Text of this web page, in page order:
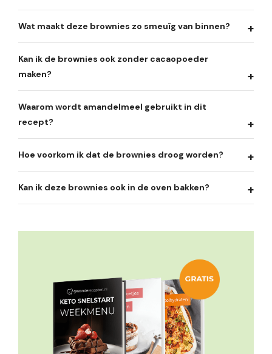
Wat maakt deze brownies zo smeuïg van binnen?
Kan ik de brownies ook zonder cacaopoeder
maken?
Waarom wordt amandelmeel gebruikt in dit
recept?
Hoe voorkom ik dat de brownies droog worden?
Kan ik deze brownies ook in de oven bakken?